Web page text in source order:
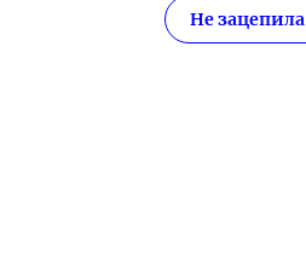
Не зацепила